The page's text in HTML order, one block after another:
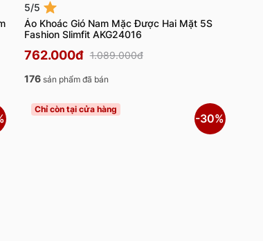
5/5
Áo Khoác Gió Nam Mặc Được Hai Mặt 5S
Fashion Slimfit AKG24016
762.000đ 1.089.000đ
176sản phẩm đã bán
Chỉ còn tại cửa hàng
-30%